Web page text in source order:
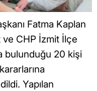
Fatma Kaplan
CHP İzmit İlçe
bulunduğu 20 kişi
Yapılan